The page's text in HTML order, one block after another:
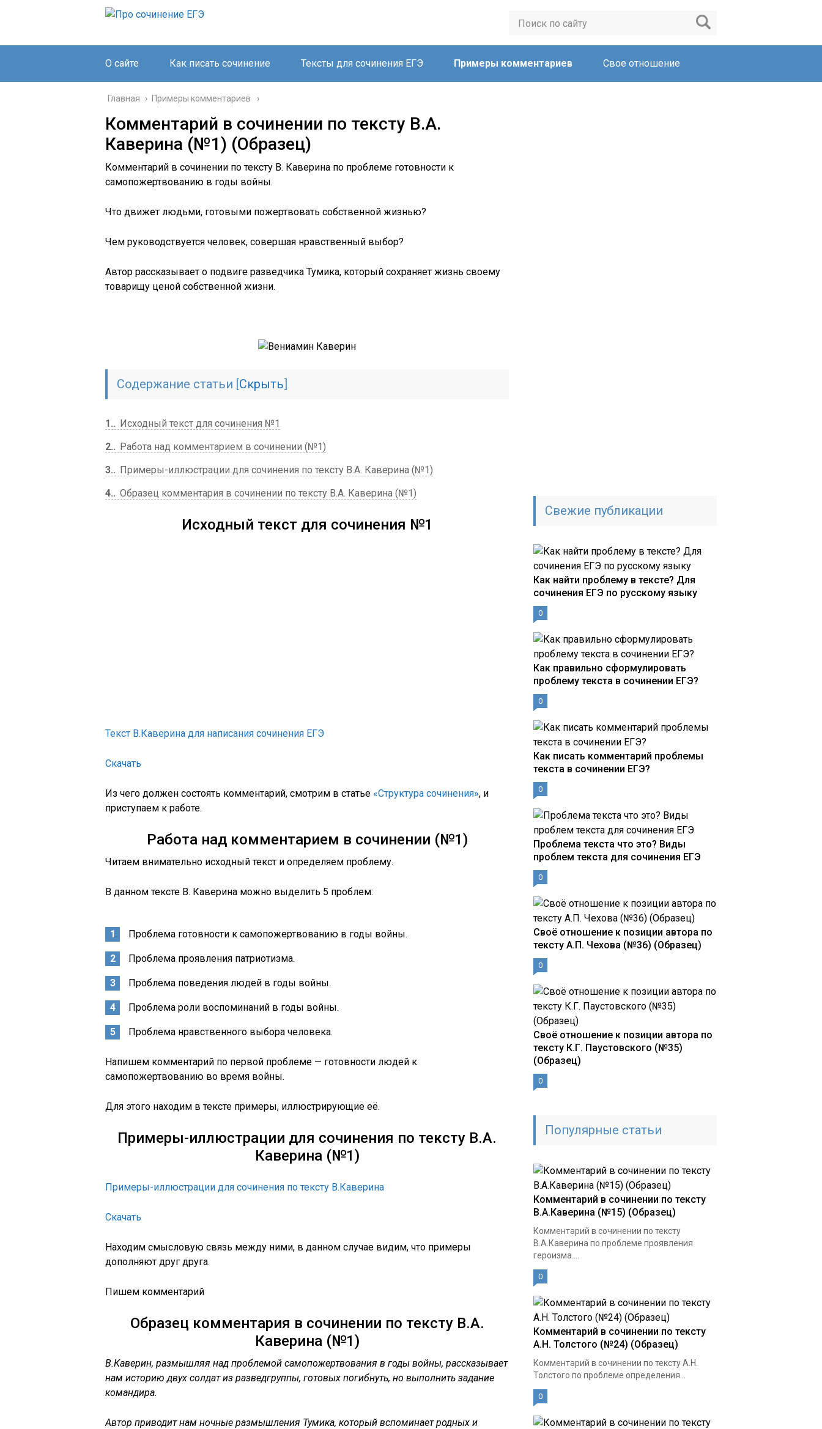
О сайте Как писать сочинение Тексты для сочинения ЕГЭ Примеры комментариев Свое отношение
Главная › Примеры комментариев
Комментарий в сочинении по тексту В.А.
Каверина (№1) (Образец)
Комментарий в сочинении по тексту В. Каверина по проблеме готовности к
самопожертвованию в годы войны.
Что движет людьми, готовыми пожертвовать собственной жизнью?
Чем руководствуется человек, совершая нравственный выбор?
Автор рассказывает о подвиге разведчика Тумика, который сохраняет жизнь своему
товарищу ценой собственной жизни.
Содержание статьи [Скрыть]
1.
Исходный текст для сочинения №1
2.
Работа над комментарием в сочинении (№1)
3.
Примеры-иллюстрации для сочинения по тексту В.А. Каверина (№1)
4.
Образец комментария в сочинении по тексту В.А. Каверина (№1)
Исходный текст для сочинения №1
Текст В.Каверина для написания сочинения ЕГЭ
Скачать
Из чего должен состоять комментарий, смотрим в статье «Структура сочинения», и
приступаем к работе.
Работа над комментарием в сочинении (№1)
Читаем внимательно исходный текст и определяем проблему.
В данном тексте В. Каверина можно выделить 5 проблем:
Проблема готовности к самопожертвованию в годы войны.
Проблема проявления патриотизма.
Проблема поведения людей в годы войны.
Проблема роли воспоминаний в годы войны.
Проблема нравственного выбора человека.
Напишем комментарий по первой проблеме — готовности людей к
самопожертвованию во время войны.
Для этого находим в тексте примеры, иллюстрирующие её.
Примеры-иллюстрации для сочинения по тексту В.А.
Каверина (№1)
Примеры-иллюстрации для сочинения по тексту В.Каверина
Скачать
Находим смысловую связь между ними, в данном случае видим, что примеры
дополняют друг друга.
Пишем комментарий
Образец комментария в сочинении по тексту В.А.
Каверина (№1)
В.Каверин, размышляя над проблемой самопожертвования в годы войны, рассказывает
нам историю двух солдат из разведгруппы, готовых погибнуть, но выполнить задание
командира.
Автор приводит нам ночные размышления Тумика, который вспоминает родных и
Свежие публикации
Как найти проблему в тексте? Для
сочинения ЕГЭ по русскому языку
0
Как правильно сформулировать
проблему текста в сочинении ЕГЭ?
0
Как писать комментарий проблемы
текста в сочинении ЕГЭ?
0
Проблема текста что это? Виды
проблем текста для сочинения ЕГЭ
0
Своё отношение к позиции автора по
тексту А.П. Чехова (№36) (Образец)
0
Своё отношение к позиции автора по
тексту К.Г. Паустовского (№35)
(Образец)
0
Популярные статьи
Комментарий в сочинении по тексту
В.А.Каверина (№15) (Образец)
Комментарий в сочинении по тексту
В.А.Каверина по проблеме проявления
героизма....
0
Комментарий в сочинении по тексту
А.Н. Толстого (№24) (Образец)
Комментарий в сочинении по тексту А.Н.
Толстого по проблеме определения...
0